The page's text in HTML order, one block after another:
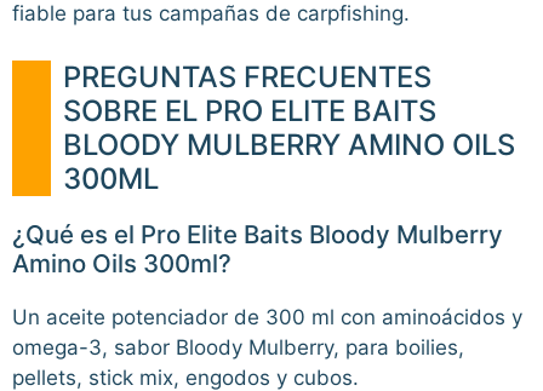
fiable para tus campañas de carpfishing.
PREGUNTAS FRECUENTES
SOBRE EL PRO ELITE BAITS
BLOODY MULBERRY AMINO OILS
300ML
¿Qué es el Pro Elite Baits Bloody Mulberry
Amino Oils 300ml?
Un aceite potenciador de 300 ml con aminoácidos y
omega-3, sabor Bloody Mulberry, para boilies,
pellets, stick mix, engodos y cubos.